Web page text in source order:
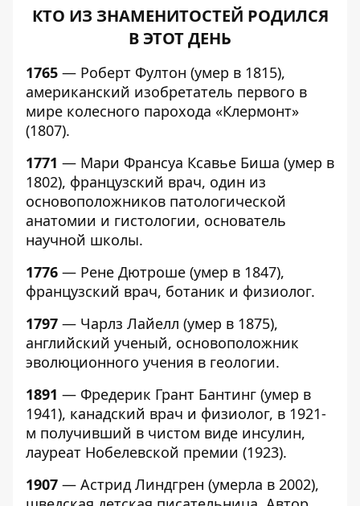
КТО ИЗ ЗНАМЕНИТОСТЕЙ РОДИЛСЯ
В ЭТОТ ДЕНЬ
1765 — Роберт Фултон (умер в 1815),
американский изобретатель первого в
мире колесного парохода «Клермонт»
(1807).
1771 — Мари Франсуа Ксавье Биша (умер в
1802), французский врач, один из
основоположников патологической
анатомии и гистологии, основатель
научной школы.
1776 — Рене Дютроше (умер в 1847),
французский врач, ботаник и физиолог.
1797 — Чарлз Лайелл (умер в 1875),
английский ученый, основоположник
эволюционного учения в геологии.
1891 — Фредерик Грант Бантинг (умер в
1941), канадский врач и физиолог, в 1921-
м получивший в чистом виде инсулин,
лауреат Нобелевской премии (1923).
1907 — Астрид Линдгрен (умерла в 2002),